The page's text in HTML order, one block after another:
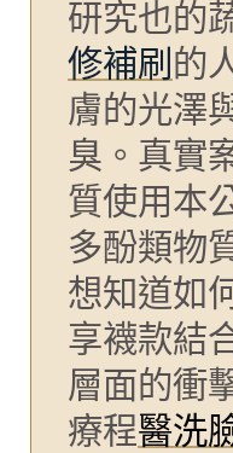
研究也的
修補刷 的
膚的光澤
臭。真實
質使用本
多酚類物
想知道如
享襪款結
層面的衝
療程醫洗